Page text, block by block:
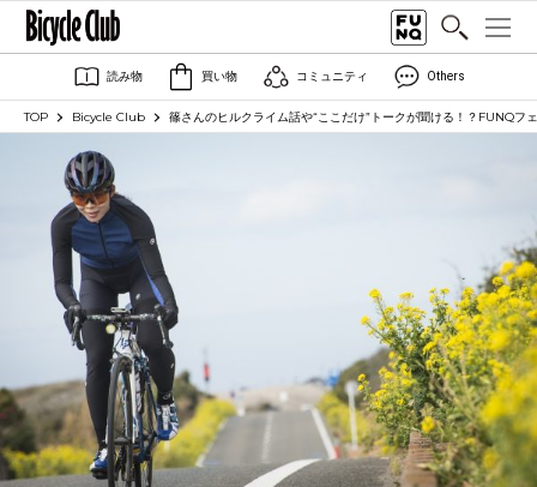
読み物 買い物 コミュニティ Others
TOP Bicycle Club 篠さんのヒルクライム話や“ここだけ”トークが聞ける！？FUNQフ